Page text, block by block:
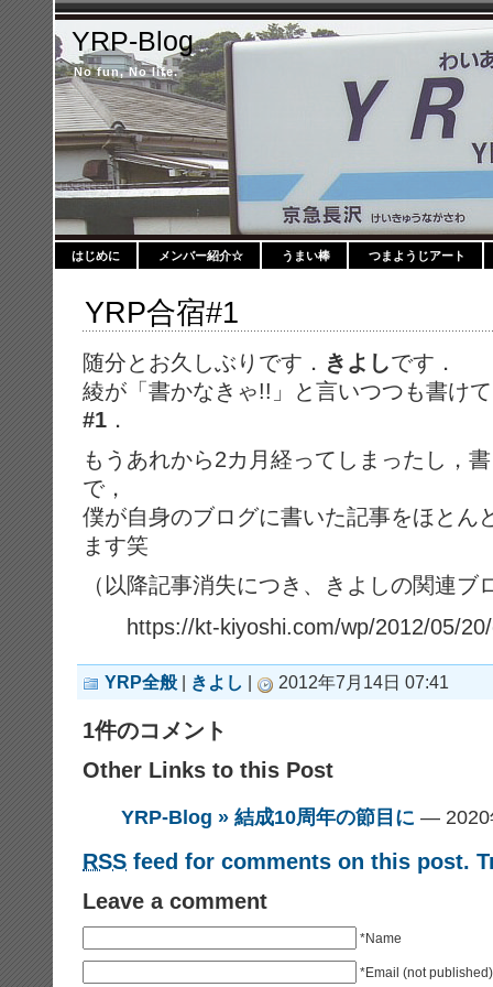
YRP-Blog
No fun, No life.
はじめに メンバー紹介☆ うまい棒 つまようじアート
YRP合宿#1
随分とお久しぶりです． きよしです．
綾が「書かなきゃ!!」と言いつつも書け
#1 ．
もうあれから2カ月経ってしまったし，
で，
僕が自身のブログに書いた記事をほとん
ます笑
（以降記事消失につき、きよしの関連ブ
https://kt-kiyoshi.com/wp/2012/05/
YRP全般 きよし 2012年7月14日 07:41
1件のコメント
Other Links to this Post
YRP-Blog » 結成10周年の節目に — 2020
RSS feed for comments on this post.
Leave a comment
*Name
*Email (not published)